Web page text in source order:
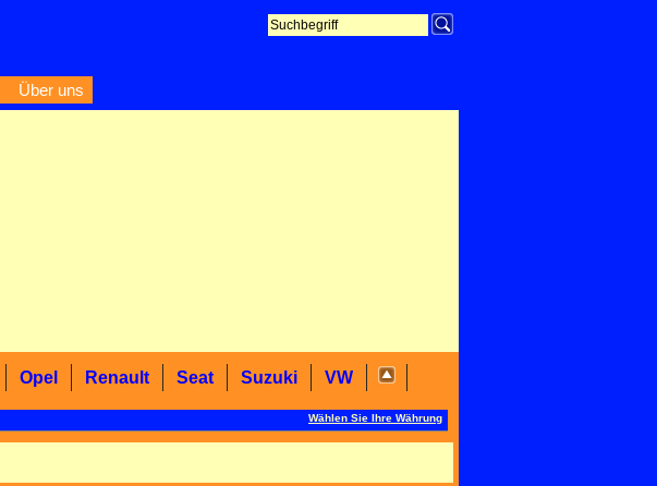
Über uns
Opel Renault Seat Suzuki VW
Wählen Sie Ihre Währung